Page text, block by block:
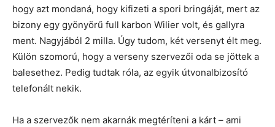
hogy azt mondaná, hogy kifizeti a spori bringáját, mert az
bizony egy gyönyörű full karbon Wilier volt, és gallyra
ment. Nagyjából 2 milla. Úgy tudom, két versenyt élt meg.
Külön szomorú, hogy a verseny szervezői oda se jöttek a
balesethez. Pedig tudtak róla, az egyik útvonalbizosító
telefonált nekik.
Ha a szervezők nem akarnák megtéríteni a kárt – ami